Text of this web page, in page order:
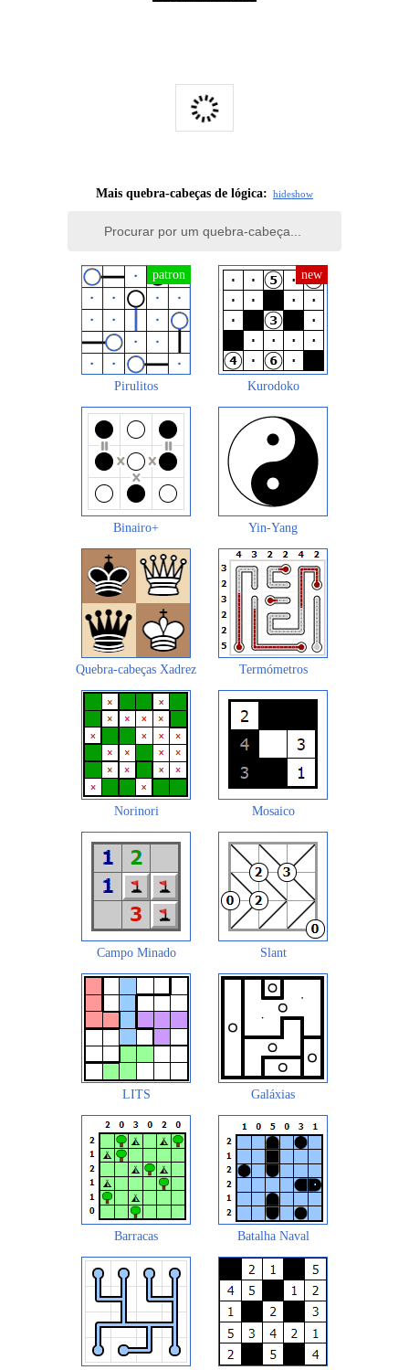
Mais quebra-cabeças de lógica: hideshow
Pirulitos Kurodoko
Binairo+ Yin-Yang
Quebra-cabeças Xadrez Termómetros
Norinori Mosaico
Campo Minado Slant
LITS Galáxias
Barracas Batalha Naval